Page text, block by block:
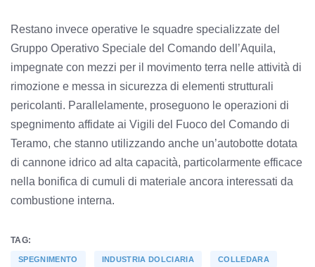
Restano invece operative le squadre specializzate del
Gruppo Operativo Speciale del Comando dell’Aquila,
impegnate con mezzi per il movimento terra nelle attività di
rimozione e messa in sicurezza di elementi strutturali
pericolanti. Parallelamente, proseguono le operazioni di
spegnimento affidate ai Vigili del Fuoco del Comando di
Teramo, che stanno utilizzando anche un’autobotte dotata
di cannone idrico ad alta capacità, particolarmente efficace
nella bonifica di cumuli di materiale ancora interessati da
combustione interna.
TAG:
SPEGNIMENTO INDUSTRIA DOLCIARIA COLLEDARA